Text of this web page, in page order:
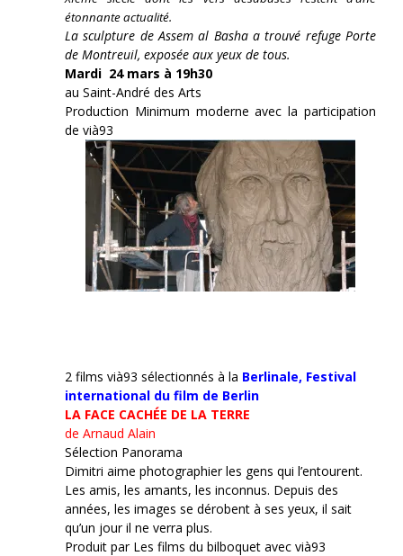
étonnante actualité.
La sculpture de Assem al Basha a trouvé refuge Porte
de Montreuil, exposée aux yeux de tous.
Mardi 24 mars à 19h30
au Saint-André des Arts
Production Minimum moderne avec la participation
de vià93
2 films vià93 sélectionnés à la Berlinale, Festival
international du film de Berlin
LA FACE CACHÉE DE LA TERRE
de Arnaud Alain
Sélection Panorama
Dimitri aime photographier les gens qui l’entourent.
Les amis, les amants, les inconnus. Depuis des
années, les images se dérobent à ses yeux, il sait
qu’un jour il ne verra plus.
Produit par Les films du bilboquet avec vià93